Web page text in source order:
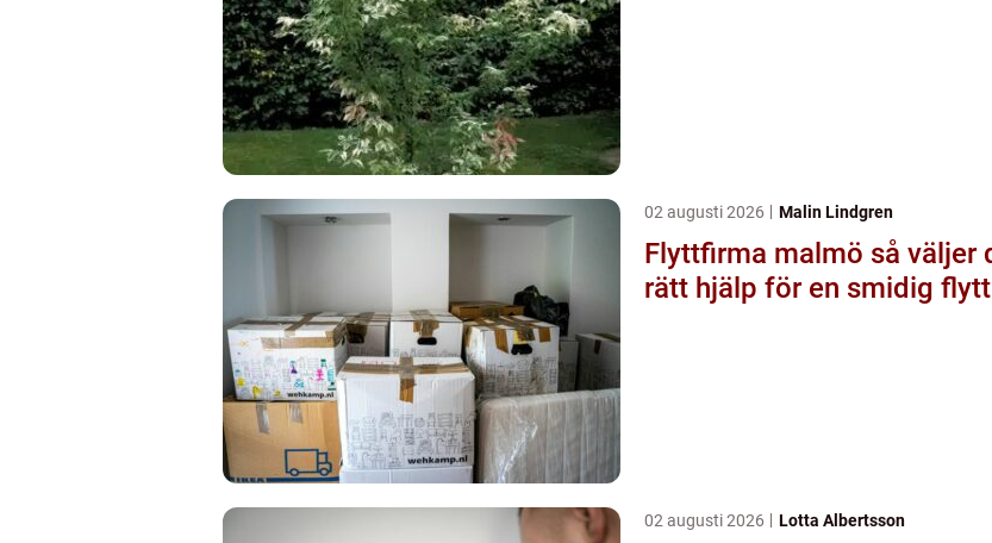
02 augusti 2026 Malin Lindgren
Flyttfirma malmö så väljer du
rätt hjälp för en smidig flytt
02 augusti 2026 Lotta Albertsson